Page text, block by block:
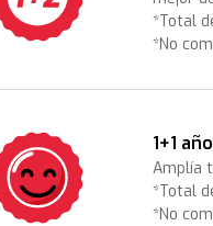
*Total
*No
1+1
Amplía
*Total
*No